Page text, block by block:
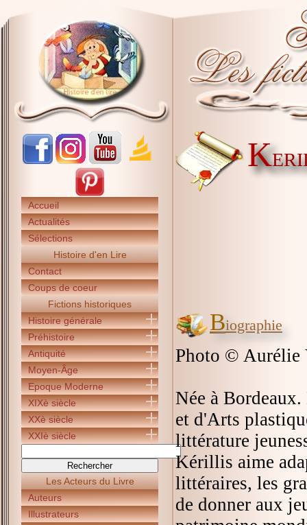
Accueil
Actualités
Sélections
Histoire d'en Lire
Contact
Coups de coeur
Fictions historiques
Histoire générale
Préhistoire
Antiquité
Moyen-Âge
Epoque Moderne
XIXè siècle
XXè siècle
XXIè siècle
Les Acteurs du Livre
Auteurs
Illustrateurs
K
Biographie
Photo © Aurélie
Née à
et d'Arts
littérature
Kérillis aime
littéraires, les
de donner aux